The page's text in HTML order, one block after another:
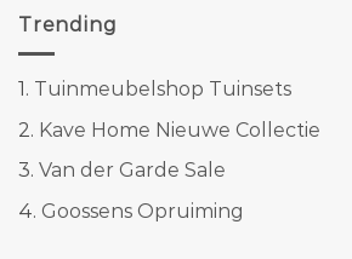
Trending
1. Tuinmeubelshop Tuinsets
2. Kave Home Nieuwe Collectie
3. Van der Garde Sale
4. Goossens Opruiming